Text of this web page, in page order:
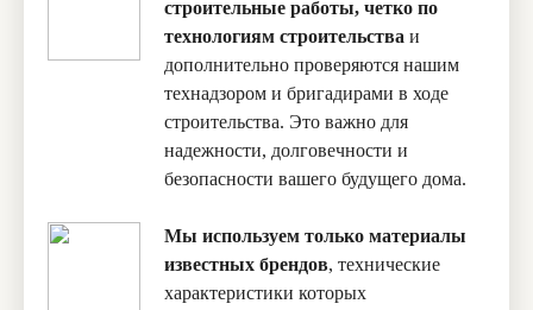
строительные работы, четко по
технологиям строительства и
дополнительно проверяются нашим
технадзором и бригадирами в ходе
строительства. Это важно для
надежности, долговечности и
безопасности вашего будущего дома.
Мы используем только материалы
известных брендов, технические
характеристики которых